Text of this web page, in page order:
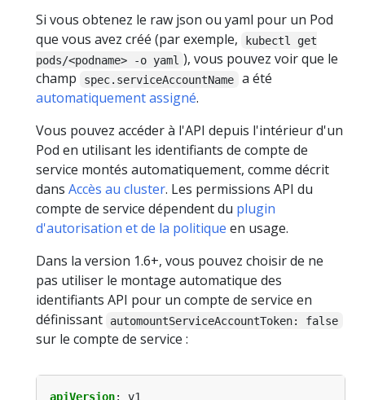
Si vous obtenez le raw json ou yaml pour un Pod
que vous avez créé (par exemple,
kubectl get
pods/<podname> -o yaml ), vous pouvez voir que le
champ
spec.serviceAccountName
a été
automatiquement assigné.
Vous pouvez accéder à l'API depuis l'intérieur d'un
Pod en utilisant les identifiants de compte de
service montés automatiquement, comme décrit
dans Accès au cluster. Les permissions API du
compte de service dépendent du plugin
d'autorisation et de la politique en usage.
Dans la version 1.6+, vous pouvez choisir de ne
pas utiliser le montage automatique des
identifiants API pour un compte de service en
définissant
automountServiceAccountToken: false
sur le compte de service :
apiVersion:
v1